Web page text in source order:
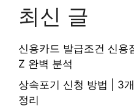
최신 글
신용카드 발급조건 신
Z 완벽 분석
상속포기 신청 방법 | 3
정리